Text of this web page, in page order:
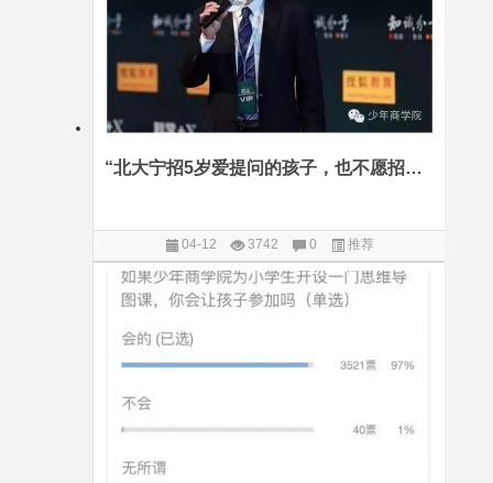
“北大宁招5岁爱提问的孩子，也不愿招只会埋头考高分的学霸”
04-12 3742 0 推荐